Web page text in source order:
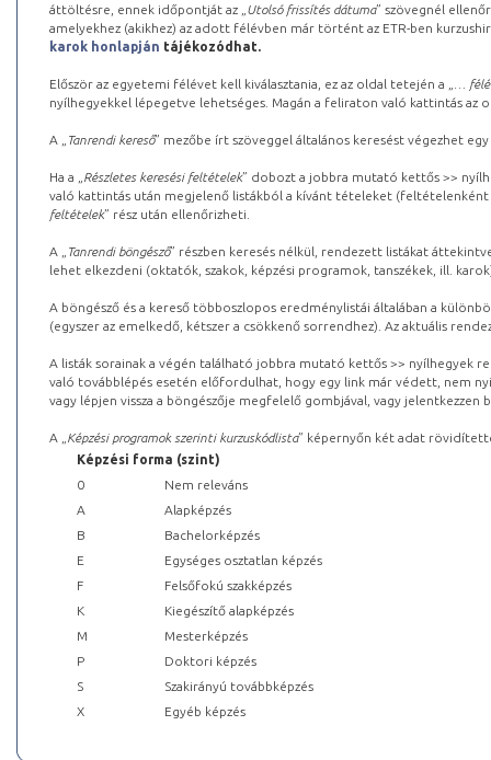
áttöltésre, ennek időpontját az „ Utolsó frissítés dátuma” szövegnél
amelyekhez (akikhez) az adott félévben már történt az ETR-ben
karok honlapján tájékozódhat.
Először az egyetemi félévet kell kiválasztania, ez az oldal tetején a „
…
nyílhegyekkel lépegetve lehetséges. Magán a feliraton való kattintás az
A „ Tanrendi kereső” mezőbe írt szöveggel általános keresést végezhet
Ha a „ Részletes keresési feltételek” dobozt a jobbra mutató kettős >>
való kattintás után megjelenő listákból a kívánt tételeket (feltételenként
feltételek” rész után ellenőrizheti.
A „ Tanrendi böngésző” részben keresés nélkül, rendezett listákat
lehet elkezdeni (oktatók, szakok, képzési programok, tanszékek, ill.
A böngésző és a kereső többoszlopos eredménylistái általában a
(egyszer az emelkedő, kétszer a csökkenő sorrendhez). Az aktuális
A listák sorainak a végén található jobbra mutató kettős >> nyílhegyek
való továbblépés esetén előfordulhat, hogy egy link már védett, nem
vagy lépjen vissza a böngészője megfelelő gombjával, vagy
A „ Képzési programok szerinti kurzuskódlista” képernyőn két adat
Képzési forma (szint)
0
Nem releváns
A
Alapképzés
B
Bachelorképzés
E
Egységes osztatlan képzés
F
Felsőfokú szakképzés
K
Kiegészítő alapképzés
M
Mesterképzés
P
Doktori képzés
S
Szakirányú továbbképzés
X
Egyéb képzés